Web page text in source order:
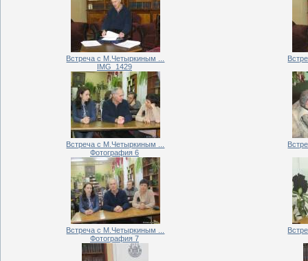
Встреча с М.Четыркиным ...
IMG_1429
Встреча с М.Четыркиным ...
Фотография 6
Встреча с М.Четыркиным ...
Фотография 7